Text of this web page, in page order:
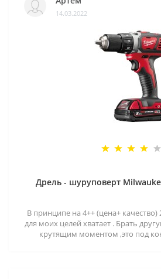
14.03.2022
Дрель - шуруповерт
В принципе на 4++ (цена+ качество)
для моих целей хватает . Брать
крутящим моментом ,это под